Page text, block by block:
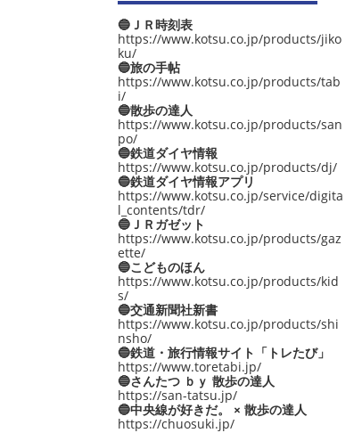
🔵ＪＲ時刻表
https://www.kotsu.co.jp/products/jiko
ku/
🔵旅の手帖
https://www.kotsu.co.jp/products/tab
i/
🔵散歩の達人
https://www.kotsu.co.jp/products/san
po/
🔵鉄道ダイヤ情報
https://www.kotsu.co.jp/products/dj/
🔵鉄道ダイヤ情報アプリ
https://www.kotsu.co.jp/service/digita
l_contents/tdr/
🔵ＪＲガゼット
https://www.kotsu.co.jp/products/gaz
ette/
🔵こどものほん
https://www.kotsu.co.jp/products/kid
s/
🔵交通新聞社新書
https://www.kotsu.co.jp/products/shi
nsho/
🔵鉄道・旅行情報サイト「トレたび」
https://www.toretabi.jp/
🔵さんたつ ｂｙ 散歩の達人
https://san-tatsu.jp/
🔵中央線が好きだ。 × 散歩の達人
https://chuosuki.jp/